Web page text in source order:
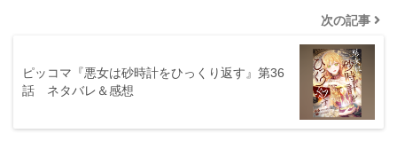
次の記事
ピッコマ『悪女は砂時計をひっくり返す』第36
話 ネタバレ＆感想